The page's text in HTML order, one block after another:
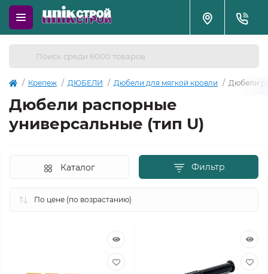
Крепеж ДЮБЕЛИ Дюбели для мягкой кровли Дюбели
Дюбели распорные
универсальные (тип U)
Фильтр
Каталог